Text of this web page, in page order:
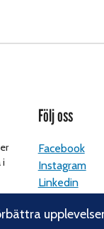
i
Följ oss
Facebook
Instagram
Linkedin